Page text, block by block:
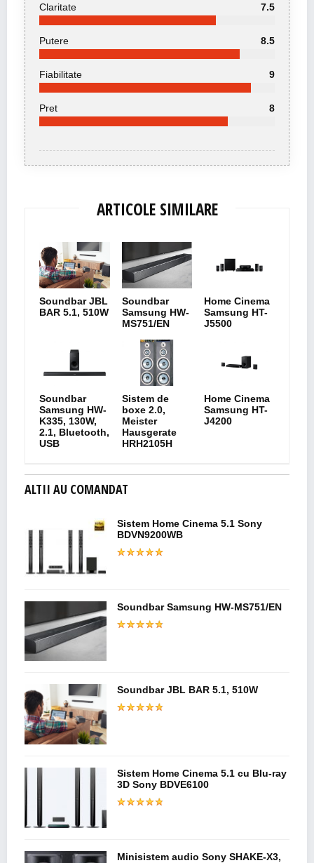
Claritate 7.5
Putere 8.5
Fiabilitate 9
Pret 8
ARTICOLE SIMILARE
Soundbar JBL
BAR 5.1, 510W
Soundbar
Samsung HW-
MS751/EN
Home Cinema
Samsung HT-
J5500
Soundbar
Samsung HW-
K335, 130W,
2.1, Bluetooth,
USB
Sistem de
boxe 2.0,
Meister
Hausgerate
HRH2105H
Home Cinema
Samsung HT-
J4200
ALTII AU COMANDAT
Sistem Home Cinema 5.1 Sony
BDVN9200WB
Soundbar Samsung HW-MS751/EN
Soundbar JBL BAR 5.1, 510W
Sistem Home Cinema 5.1 cu Blu-ray
3D Sony BDVE6100
Minisistem audio Sony SHAKE-X3,